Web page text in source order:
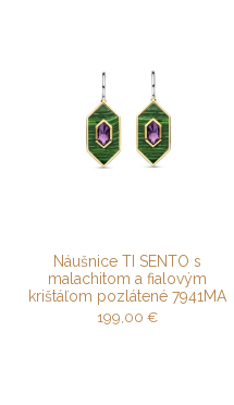
Náušnice TI SENTO s
malachitom a fialovým
krištáľom pozlátené 7941MA
199,00 €